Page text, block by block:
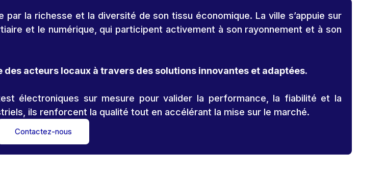
la richesse et la diversité de son tissu économique. La ville s’appuie sur
et le numérique, qui participent activement à son rayonnement et à son
acteurs locaux à travers des solutions innovantes et adaptées.
électroniques sur mesure pour valider la performance, la fiabilité et la
ils renforcent la qualité tout en accélérant la mise sur le marché.
Contactez-nous